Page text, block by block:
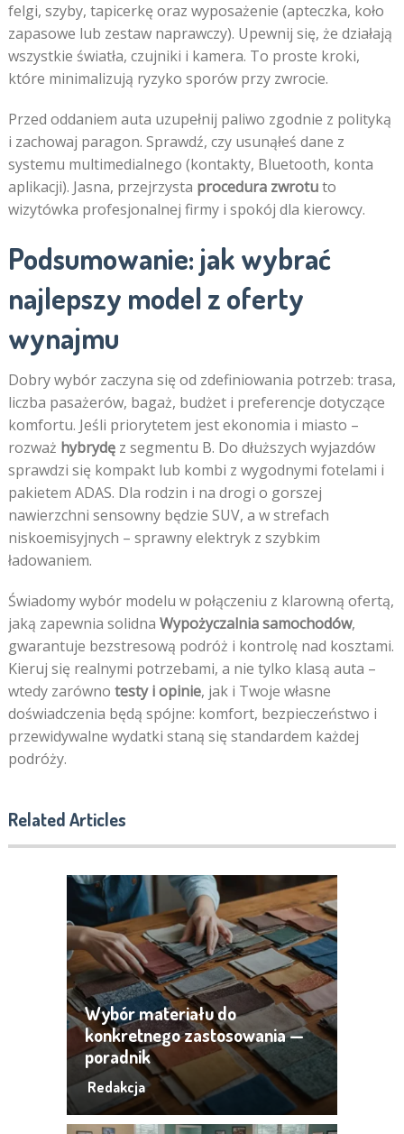
felgi, szyby, tapicerkę oraz wyposażenie (apteczka, koło
zapasowe lub zestaw naprawczy). Upewnij się, że działają
wszystkie światła, czujniki i kamera. To proste kroki,
które minimalizują ryzyko sporów przy zwrocie.
Przed oddaniem auta uzupełnij paliwo zgodnie z polityką
i zachowaj paragon. Sprawdź, czy usunąłeś dane z
systemu multimedialnego (kontakty, Bluetooth, konta
aplikacji). Jasna, przejrzysta procedura zwrotuto
wizytówka profesjonalnej firmy i spokój dla kierowcy.
Podsumowanie: jak wybrać
najlepszy model z oferty
wynajmu
Dobry wybór zaczyna się od zdefiniowania potrzeb: trasa,
liczba pasażerów, bagaż, budżet i preferencje dotyczące
komfortu. Jeśli priorytetem jest ekonomia i miasto –
rozważ hybrydęz segmentu B. Do dłuższych wyjazdów
sprawdzi się kompakt lub kombi z wygodnymi fotelami i
pakietem ADAS. Dla rodzin i na drogi o gorszej
nawierzchni sensowny będzie SUV, a w strefach
niskoemisyjnych – sprawny elektryk z szybkim
ładowaniem.
Świadomy wybór modelu w połączeniu z klarowną ofertą,
jaką zapewnia solidna Wypożyczalnia samochodów,
gwarantuje bezstresową podróż i kontrolę nad kosztami.
Kieruj się realnymi potrzebami, a nie tylko klasą auta –
wtedy zarówno testy i opinie, jak i Twoje własne
doświadczenia będą spójne: komfort, bezpieczeństwo i
przewidywalne wydatki staną się standardem każdej
podróży.
Related Articles
Wybór materiału do
konkretnego zastosowania —
poradnik
Redakcja